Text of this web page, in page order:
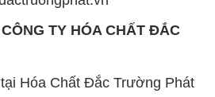
TY HÓA CHẤT ĐẮC
tại Hóa Chất Đắc Trường Phát